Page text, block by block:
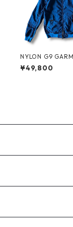
NYLON G9
by BARACUTA
¥49,800